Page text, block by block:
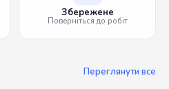
Збережене
Поверніться до робіт
Переглянути все